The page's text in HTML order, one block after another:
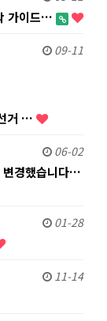
가이드…
09-11
거 …
06-02
변경했습니다…
01-28
11-14